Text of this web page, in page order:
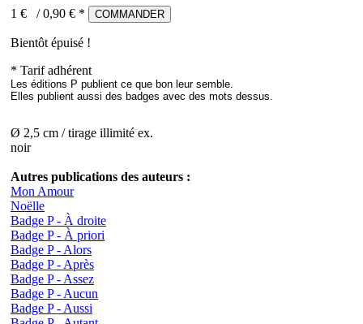
1 € /0,90 € * COMMANDER
Bientôt épuisé !
* Tarif adhérent
Les éditions P publient ce que bon leur semble.
Elles publient aussi des badges avec des mots dessus.
Ø 2,5 cm / tirage illimité ex.
noir
Autres publications des auteurs :
Mon Amour
Noëlle
Badge P - À droite
Badge P - À priori
Badge P - Alors
Badge P - Après
Badge P - Assez
Badge P - Aucun
Badge P - Aussi